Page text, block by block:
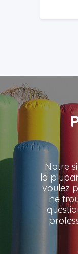
Notre
la
voulez
ne